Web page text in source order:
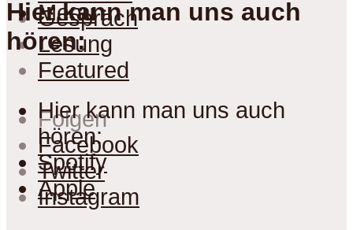
Menu
Hier kann man uns auch
hören:
Hier kann man uns auch
hören:
Spotify
Apple
Gespräch
Lesung
Featured
Folgen
Facebook
Twitter
Instagram